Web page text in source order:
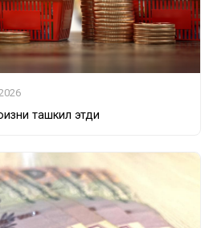
ташкил этди